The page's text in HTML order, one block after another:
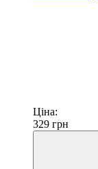
Ціна:
329 грн